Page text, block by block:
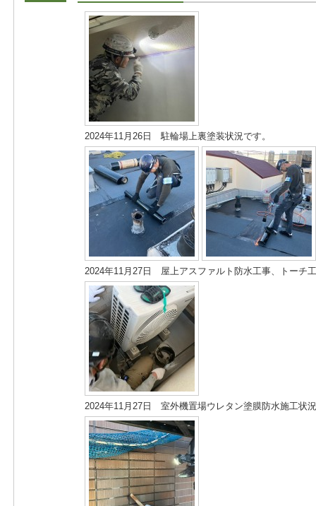
2024年11月26日 駐輪場上裏塗装状況です。
2024年11月27日 屋上アスファルト防水工事、トーチ
2024年11月27日 室外機置場ウレタン塗膜防水施工状